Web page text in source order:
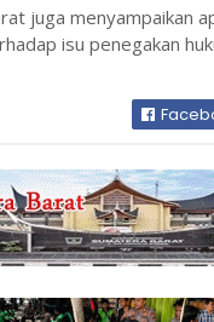
juga menyampaikan
isu penegakan